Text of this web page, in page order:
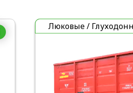
Люковые /